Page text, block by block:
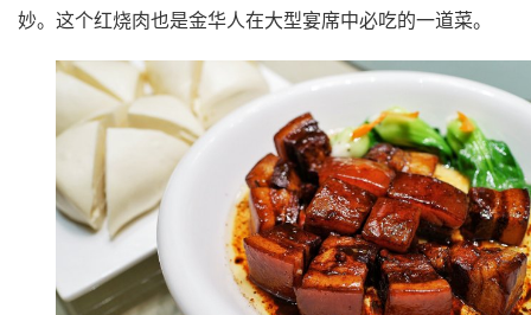
妙。这个红烧肉也是金华人在大型宴席中必吃的一道菜。